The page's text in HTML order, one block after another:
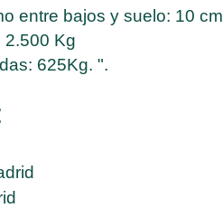
entre bajos y suelo: 10 cm
2.500 Kg
625Kg. ".